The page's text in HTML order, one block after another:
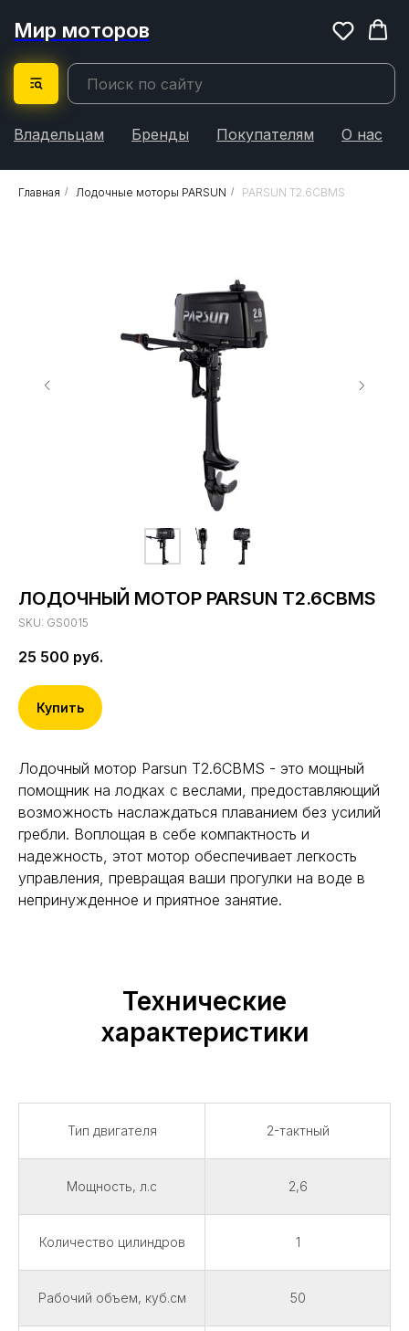
Мир моторов
Владельцам Бренды Покупателям О нас
Главная / Лодочные моторы PARSUN / PARSUN T2.6CBMS
ЛОДОЧНЫЙ МОТОР PARSUN T2.6CBMS
SKU: GS0015
25 500 руб.
Купить
Лодочный мотор Parsun T2.6CBMS - это мощный
помощник на лодках с веслами, предоставляющий
возможность наслаждаться плаванием без усилий
гребли. Воплощая в себе компактность и
надежность, этот мотор обеспечивает легкость
управления, превращая ваши прогулки на воде в
непринужденное и приятное занятие.
Технические
характеристики
Тип двигателя 2-тактный
Мощность, л.с 2,6
Количество цилиндров 1
Рабочий объем, куб.см 50